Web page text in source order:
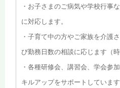
・お子さまのご病気や学校行事
に対応します。
・子育て中の方やご家族を介護
び勤務日数の相談に応じます（
・各種研修会、講習会、学会参
キルアップをサポートしています